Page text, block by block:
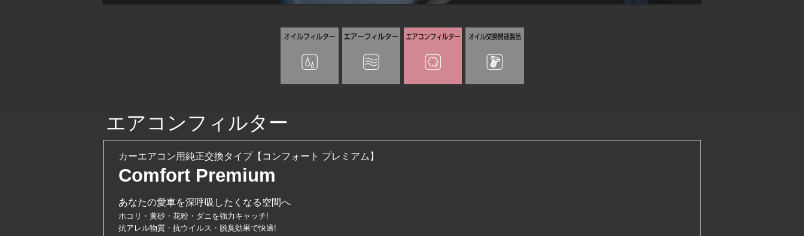
エアコンフィルター
カーエアコン用純正交換タイプ【コンフォート プレミアム】
Comfort Premium
あなたの愛車を深呼吸したくなる空間へ
ホコリ・黄砂・花粉・ダニを強力キャッチ!
抗アレル物質・抗ウイルス・脱臭効果で快適!